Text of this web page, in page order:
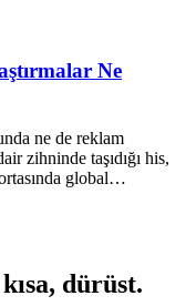
Ne
ne de reklam
zihninde taşıdığı his,
global…
dürüst.